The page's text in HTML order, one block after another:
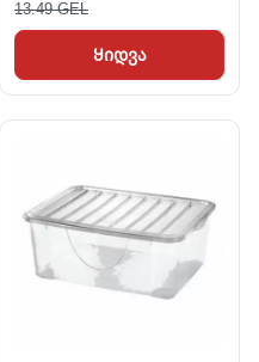
13.49 GEL
Ყიდვა